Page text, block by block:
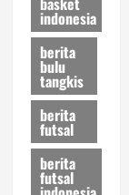
indonesia
berita
bulu
tangkis
berita
futsal
berita
futsal